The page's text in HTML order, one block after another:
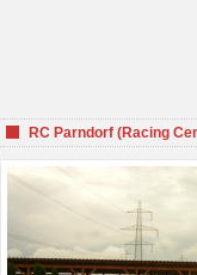
RC Parndorf (Racing